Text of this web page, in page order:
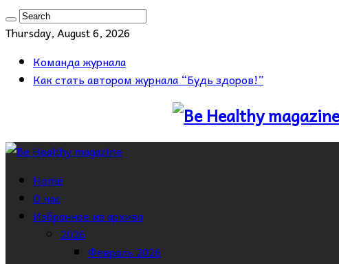
Thursday, August 6, 2026
Команда журнала
Как стать автором журнала “Будь здоров!”
Home
О нас
Избранное из архива
2026
Февраль 2026